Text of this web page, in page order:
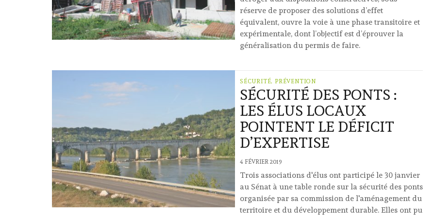
réserve de proposer des solutions d’effet
équivalent, ouvre la voie à une phase transitoire et
expérimentale, dont l’objectif est d’éprouver la
généralisation du permis de faire.
SÉCURITÉ, PRÉVENTION
SÉCURITÉ DES PONTS :
LES ÉLUS LOCAUX
POINTENT LE DÉFICIT
D’EXPERTISE
4 FÉVRIER 2019
Trois associations d'élus ont participé le 30 janvier
au Sénat à une table ronde sur la sécurité des ponts
organisée par sa commission de l'aménagement du
territoire et du développement durable. Elles ont pu